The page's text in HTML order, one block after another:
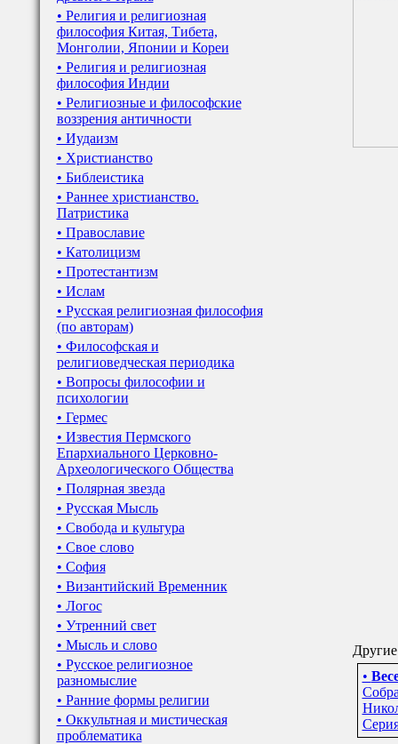
• Религия и религиозная
философия Китая, Тибета,
Монголии, Японии и Кореи
• Религия и религиозная
философия Индии
• Религиозные и философские
воззрения античности
• Иудаизм
• Христианство
• Библеистика
• Раннее христианство.
Патристика
• Православие
• Католицизм
• Протестантизм
• Ислам
• Русская религиозная философия
(по авторам)
• Философская и
религиоведческая периодика
• Вопросы философии и
психологии
• Гермес
• Известия Пермского
Епархиального Церковно-
Археологического Общества
• Полярная звезда
• Русская Мысль
• Свобода и культура
• Свое слово
• София
• Византийский Временник
• Логос
• Утренний свет
• Мысль и слово
• Русское религиозное
разномыслие
• Ранние формы религии
• Оккультная и мистическая
проблематика
•